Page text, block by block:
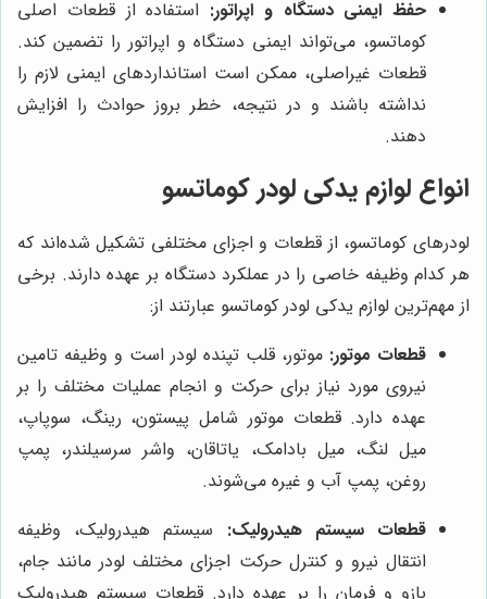
حفظ ایمنی دستگاه و اپراتور: استفاده از قطعات اصلی
کوماتسو، می‌تواند ایمنی دستگاه و اپراتور را تضمین کند.
قطعات غیراصلی، ممکن است استانداردهای ایمنی لازم را
نداشته باشند و در نتیجه، خطر بروز حوادث را افزایش
دهند.
انواع لوازم یدکی لودر کوماتسو
لودرهای کوماتسو، از قطعات و اجزای مختلفی تشکیل شده‌اند که
هر کدام وظیفه خاصی را در عملکرد دستگاه بر عهده دارند. برخی
از مهم‌ترین لوازم یدکی لودر کوماتسو عبارتند از:
قطعات موتور: موتور، قلب تپنده لودر است و وظیفه تامین
نیروی مورد نیاز برای حرکت و انجام عملیات مختلف را بر
عهده دارد. قطعات موتور شامل پیستون، رینگ، سوپاپ،
میل لنگ، میل بادامک، یاتاقان، واشر سرسیلندر، پمپ
روغن، پمپ آب و غیره می‌شوند.
قطعات سیستم هیدرولیک: سیستم هیدرولیک، وظیفه
انتقال نیرو و کنترل حرکت اجزای مختلف لودر مانند جام،
بازو و فرمان را بر عهده دارد. قطعات سیستم هیدرولیک